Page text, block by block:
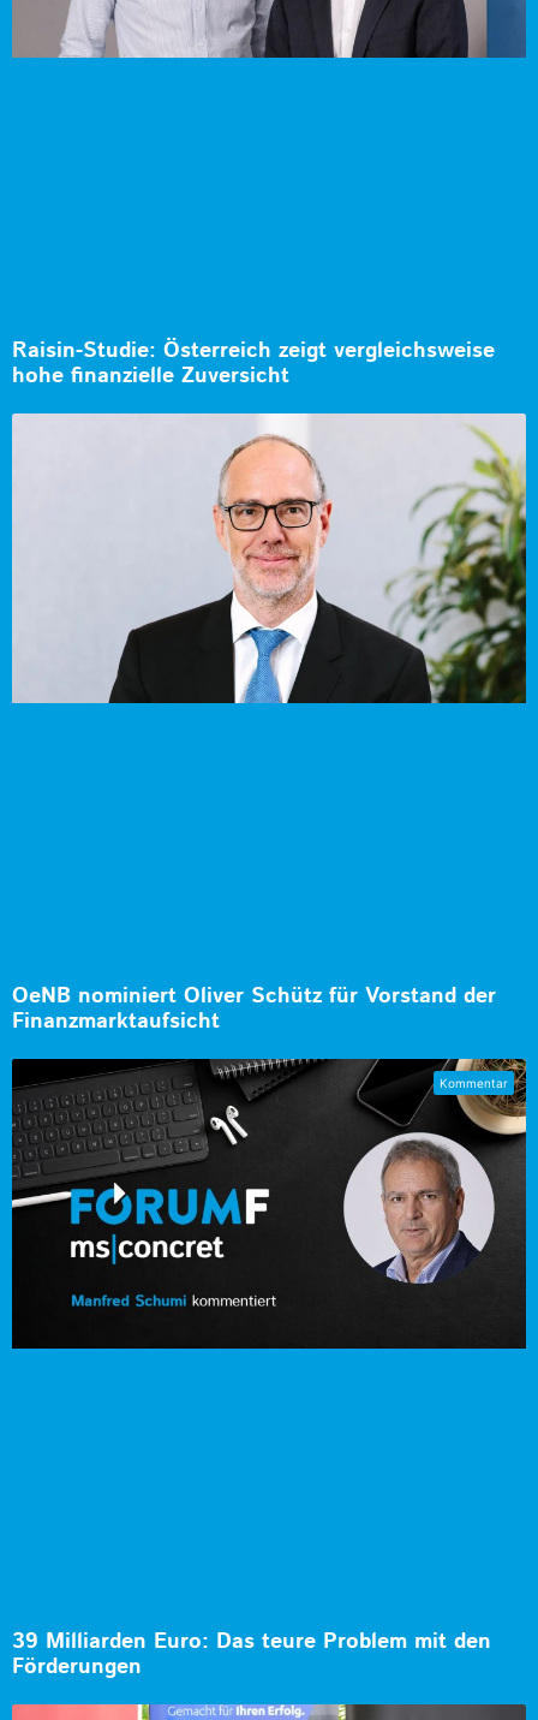
Raisin-Studie: Österreich zeigt vergleichsweise
hohe finanzielle Zuversicht
OeNB nominiert Oliver Schütz für Vorstand der
Finanzmarktaufsicht
39 Milliarden Euro: Das teure Problem mit den
Förderungen